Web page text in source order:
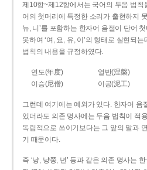
제10항~제12항에서는 국어의 두음 법칙
어의 첫머리에 특정한 소리가 출현하지
뉴, 니’를 포함하는 한자어 음절이 단어
못하여 ‘여, 요, 유, 이’의 형태로 실현되
법칙의 내용을 규정하였다.
연도(年度) 열반(涅槃)
이승(尼僧)
이공(泥工)
그런데 여기에는 예외가 있다. 한자어 음
있더라도 의존 명사에는 두음 법칙이 적
독립적으로 쓰이기보다는 그 앞의 말과
기 때문이다.
즉 ‘냥, 냥쭝, 년’ 등과 같은 의존 명사는